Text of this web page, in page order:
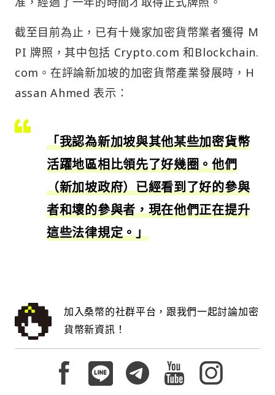
截至目前為止，已有十幾家加密貨幣業者獲得 M
PI 牌照，其中包括 Crypto.com 和Blockchain.
com。在評論新加坡的加密貨幣產業發展時，H
assan Ahmed 表示：
「我認為新加坡與其他某些加密貨幣
活躍地區相比領先了好幾圈。他們
（新加坡政府）已經看到了好的參與
者和壞的參與者，現在他們正在提升
這些法律規定。」
加入桑幣的社群平台，跟我們一起討論加密
貨幣新資訊！